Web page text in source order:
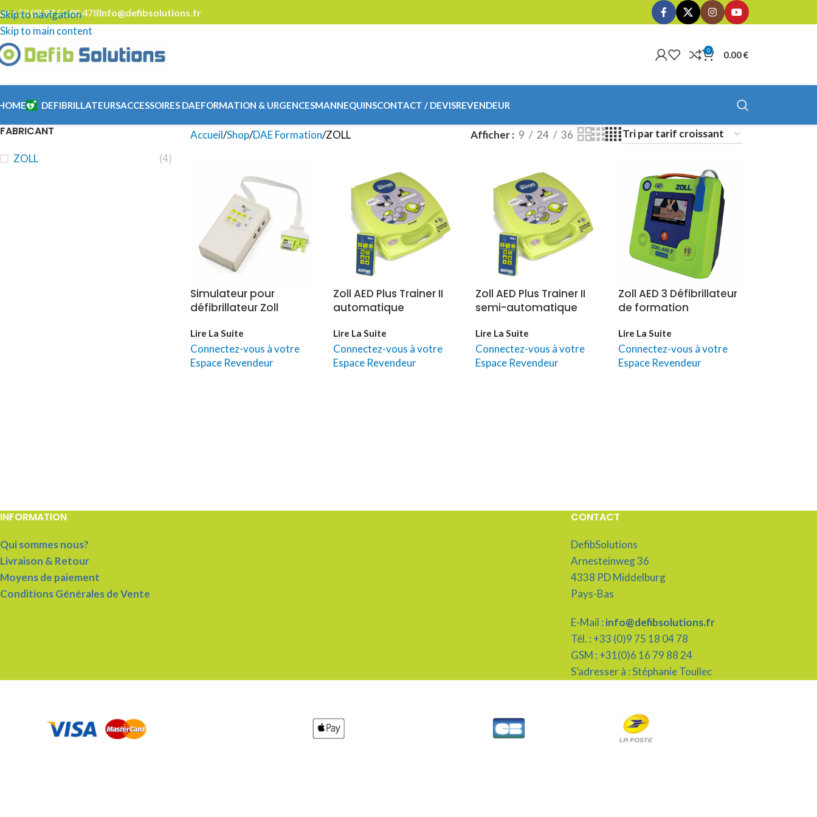
Skip to navigation
Skip to main content
+33 (0) 97 51 80 478Info@defibsolutions.fr
0 0.00€
DEFIBRILLATEURSACCESSOIRES DAEFORMATION & URGENCESMANNEQUINSCONTACT / DEVISREVENDEUR
FABRICANT
ZOLL (4)
Accueil Shop DAE Formation ZOLL Afficher 9 24 36
Simulateur pour
défibrillateur Zoll
Lire La Suite
Connectez-vous à votre
Espace Revendeur
Zoll AED Plus Trainer II
automatique
Lire La Suite
Connectez-vous à votre
Espace Revendeur
Zoll AED Plus Trainer II
semi-automatique
Lire La Suite
Connectez-vous à votre
Espace Revendeur
Zoll AED 3 Défibrillateur
de formation
Lire La Suite
Connectez-vous à votre
Espace Revendeur
INFORMATION
Qui sommes nous?
Livraison & Retour
Moyens de paiement
Conditions Générales de Vente
CONTACT
DefibSolutions
Arnesteinweg 36
4338 PD Middelburg
Pays-Bas
E-Mail : info@defibsolutions.fr
Tél. : +33 (0)9 75 18 04 78
GSM : +31(0)6 16 79 88 24
S’adresser à : Stéphanie Toullec